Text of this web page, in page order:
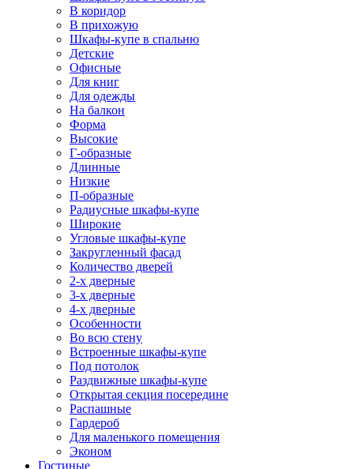
В коридор
В прихожую
Шкафы-купе в спальню
Детские
Офисные
Для книг
Для одежды
На балкон
Форма
Высокие
Г-образные
Длинные
Низкие
П-образные
Радиусные шкафы-купе
Широкие
Угловые шкафы-купе
Закругленный фасад
Количество дверей
2-х дверные
3-х дверные
4-х дверные
Особенности
Во всю стену
Встроенные шкафы-купе
Под потолок
Раздвижные шкафы-купе
Открытая секция посередине
Распашные
Гардероб
Для маленького помещения
Эконом
Гостиные